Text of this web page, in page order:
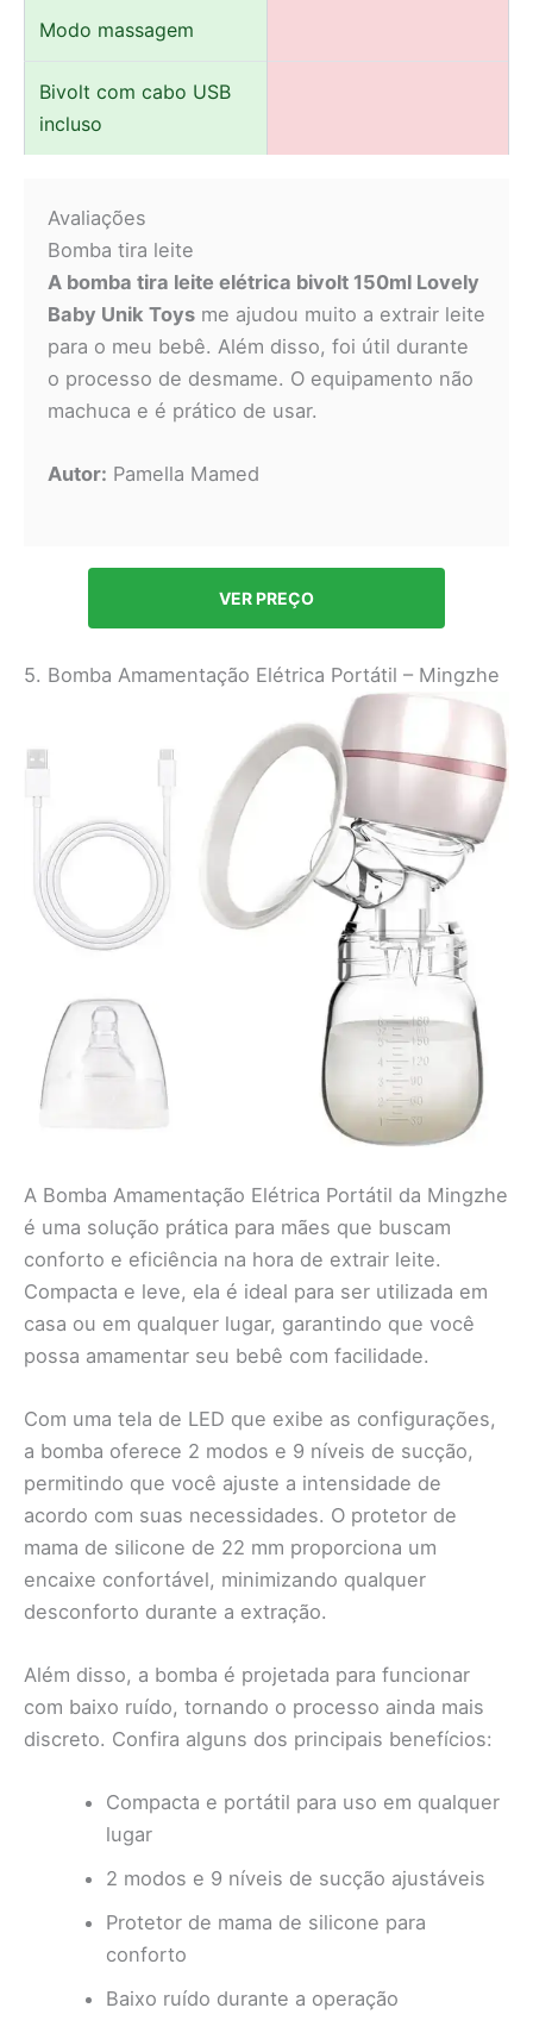
Modo massagem
Bivolt com cabo USB
incluso
Avaliações
Bomba tira leite
A bomba tira leite elétrica bivolt 150ml Lovely
Baby Unik Toys me ajudou muito a extrair leite
para o meu bebê. Além disso, foi útil durante
o processo de desmame. O equipamento não
machuca e é prático de usar.
Autor: Pamella Mamed
VER PREÇO
5. Bomba Amamentação Elétrica Portátil – Mingzhe
A Bomba Amamentação Elétrica Portátil da Mingzhe
é uma solução prática para mães que buscam
conforto e eficiência na hora de extrair leite.
Compacta e leve, ela é ideal para ser utilizada em
casa ou em qualquer lugar, garantindo que você
possa amamentar seu bebê com facilidade.
Com uma tela de LED que exibe as configurações,
a bomba oferece 2 modos e 9 níveis de sucção,
permitindo que você ajuste a intensidade de
acordo com suas necessidades. O protetor de
mama de silicone de 22 mm proporciona um
encaixe confortável, minimizando qualquer
desconforto durante a extração.
Além disso, a bomba é projetada para funcionar
com baixo ruído, tornando o processo ainda mais
discreto. Confira alguns dos principais benefícios:
Compacta e portátil para uso em qualquer
lugar
2 modos e 9 níveis de sucção ajustáveis
Protetor de mama de silicone para
conforto
Baixo ruído durante a operação